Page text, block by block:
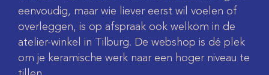
eenvoudig, maar wie liever eerst wil voelen of
overleggen, is op afspraak ook welkom in de
atelier-winkel in Tilburg. De webshop is dé plek
om je keramische werk naar een hoger niveau te